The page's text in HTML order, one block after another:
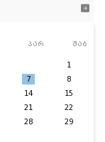
პარ შაბ
1
7
8
14
15
21
22
28
29